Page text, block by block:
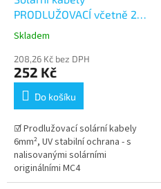
PRODLUŽOVACÍ včetně 2
párů konektorů MC4 -
Skladem
208,26 Kč bez DPH
252 Kč
Do košíku
☑ Prodlužovací solární kabely
6mm², UV stabilní ochrana - s
nalisovanými solárními
originálními MC4
konektory Stäubli . Dlouhá